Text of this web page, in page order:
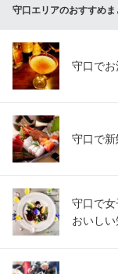
守口エリアのおすすめま
守口で
守口で
守口で
おいし